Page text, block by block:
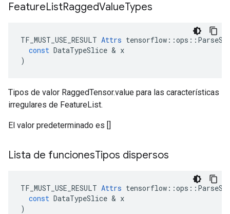
FeatureListRaggedValueTypes
TF_MUST_USE_RESULT Attrs tensorflow ::ops ::
const DataTypeSlice & x
)
Tipos de valor RaggedTensor.value para las características
irregulares de FeatureList.
El valor predeterminado es []
Lista de funcionesTipos dispersos
TF_MUST_USE_RESULT Attrs tensorflow ::ops ::
const DataTypeSlice & x
)